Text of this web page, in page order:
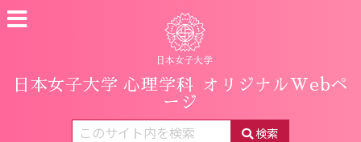
日本女子大学 心理学科
オリジナルWebペ
ージ
検索